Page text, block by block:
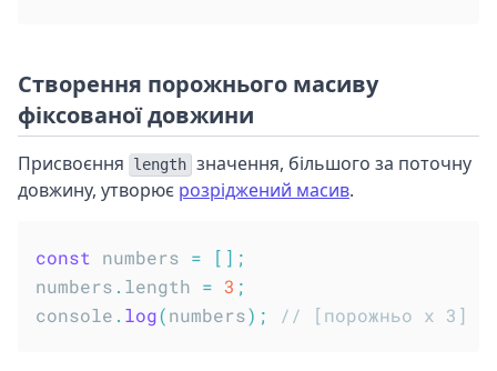
Створення порожнього масиву
фіксованої довжини
Присвоєння length значення, більшого за поточну
довжину, утворює розріджений масив.
const numbers = [ ] ;
numbers . length = 3 ;
console . log(numbers) ; // [порожньо x 3]